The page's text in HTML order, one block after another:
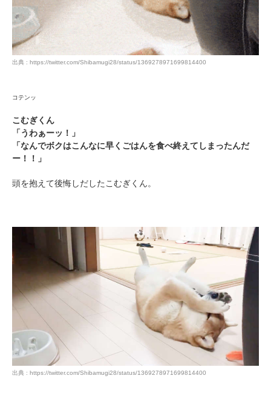
出典 : https://twitter.com/Shibamugi28/status/1369278971699814400
コテンッ
こむぎくん
「うわぁーッ！」
「なんでボクはこんなに早くごはんを食べ終えてしまったんだ
ー！！」
頭を抱えて後悔しだしたこむぎくん。
出典 : https://twitter.com/Shibamugi28/status/1369278971699814400